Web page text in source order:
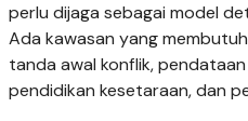
perlu dijaga sebagai model
Ada kawasan yang
tanda awal konflik,
pendidikan kesetaraan, dan